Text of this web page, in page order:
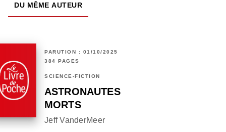
DU MÊME AUTEUR
PARUTION : 01/10/2025
384 PAGES
SCIENCE-FICTION
ASTRONAUTES
MORTS
Jeff VanderMeer